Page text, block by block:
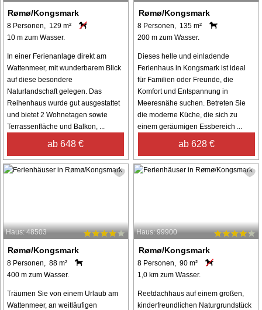
Rømø/Kongsmark
8 Personen, 129 m²
10 m zum Wasser.
In einer Ferienanlage direkt am
Wattenmeer, mit wunderbarem Blick
auf diese besondere
Naturlandschaft gelegen. Das
Reihenhaus wurde gut ausgestattet
und bietet 2 Wohnetagen sowie
Terrassenfläche und Balkon, ...
ab 648 €
Rømø/Kongsmark
8 Personen, 135 m²
200 m zum Wasser.
Dieses helle und einladende
Ferienhaus in Kongsmark ist ideal
für Familien oder Freunde, die
Komfort und Entspannung in
Meeresnähe suchen. Betreten Sie
die moderne Küche, die sich zu
einem geräumigen Essbereich ...
ab 628 €
Haus: 48503
Rømø/Kongsmark
8 Personen, 88 m²
400 m zum Wasser.
Träumen Sie von einem Urlaub am
Wattenmeer, an weitläufigen
Haus: 99900
Rømø/Kongsmark
8 Personen, 90 m²
1,0 km zum Wasser.
Reetdachhaus auf einem großen,
kinderfreundlichen Naturgrundstück